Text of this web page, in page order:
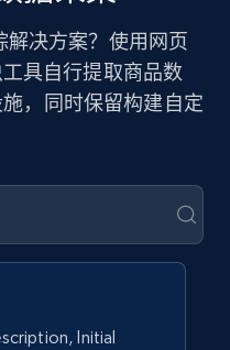
解决方案？使用网页
具自行提取商品数
，同时保留构建自定
Initial